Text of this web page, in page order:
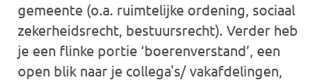
gemeente (o.a. ruimtelijke ordening, sociaal
zekerheidsrecht, bestuursrecht). Verder heb
je een flinke portie ‘boerenverstand’, een
open blik naar je collega's/ vakafdelingen,